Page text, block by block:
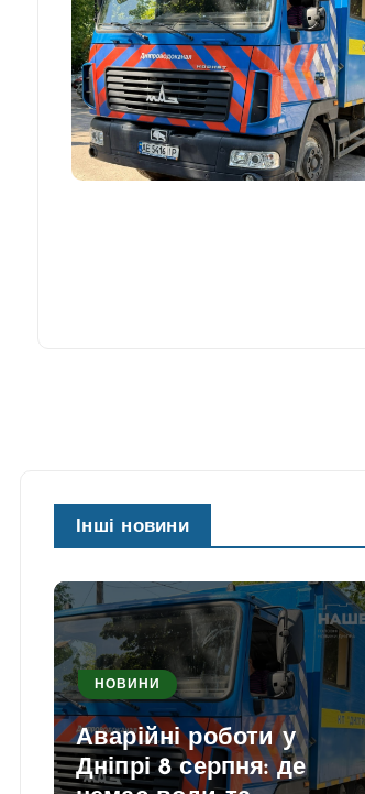
Інші новини
НОВИНИ
Аварійні роботи у
Дніпрі 8 серпня: де